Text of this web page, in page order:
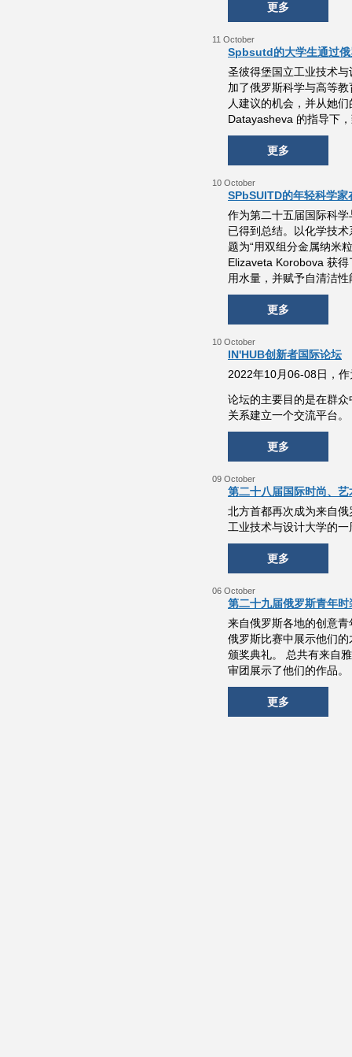
更多
11 October
Spbsutd的大学生通过俄
圣彼得堡国立工业技术
加了俄罗斯科学与高等
人建议的机会，并从她
Datayasheva 的指导下
更多
10 October
SPbSUITD的年轻科学
作为第二十五届国际科
已得到总结。以化学技
题为“用双组分金属纳米
Elizaveta Korobova 获
用水量，并赋予自清洁
更多
10 October
IN'HUB创新者国际论坛
2022年10月06-08日，
论坛的主要目的是在群
关系建立一个交流平台。
更多
09 October
第二十八届国际时尚、
北方首都再次成为来自
工业技术与设计大学的
更多
06 October
第二十九届俄罗斯青年
来自俄罗斯各地的创意
俄罗斯比赛中展示他们
颁奖典礼。 总共有来自
审团展示了他们的作品。
更多